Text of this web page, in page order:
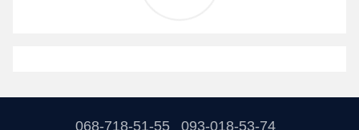
068-718-51-55 093-018-53-74